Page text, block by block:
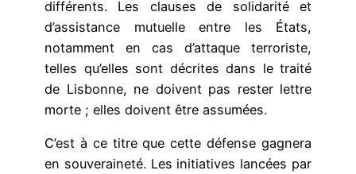
différents. Les clauses de solidarité et
d’assistance mutuelle entre les États,
notamment en cas d’attaque terroriste,
telles qu’elles sont décrites dans le traité
de Lisbonne, ne doivent pas rester lettre
morte ; elles doivent être assumées.
C’est à ce titre que cette défense gagnera
en souveraineté. Les initiatives lancées par